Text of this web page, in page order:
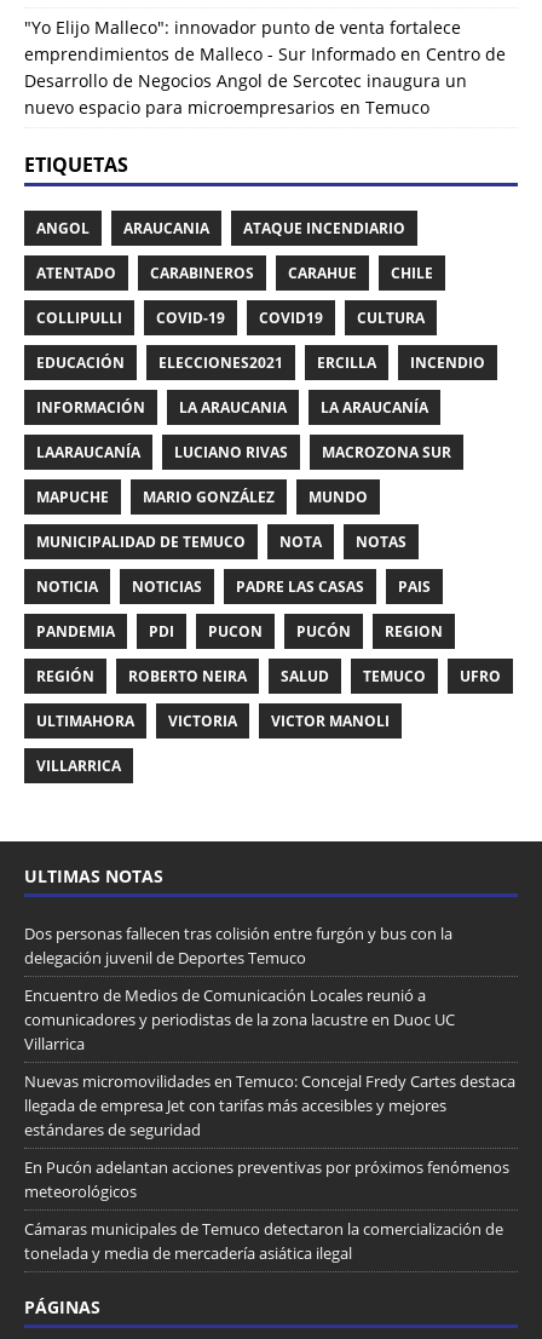
"Yo Elijo Malleco": innovador punto de venta fortalece
emprendimientos de Malleco - Sur Informado en Centro de
Desarrollo de Negocios Angol de Sercotec inaugura un
nuevo espacio para microempresarios en Temuco
ETIQUETAS
ANGOL ARAUCANIA ATAQUE INCENDIARIO
ATENTADO CARABINEROS CARAHUE CHILE
COLLIPULLI COVID-19 COVID19 CULTURA
EDUCACIÓN ELECCIONES2021 ERCILLA INCENDIO
INFORMACIÓN LA ARAUCANIA LA ARAUCANÍA
LAARAUCANÍA LUCIANO RIVAS MACROZONA SUR
MAPUCHE MARIO GONZÁLEZ MUNDO
MUNICIPALIDAD DE TEMUCO NOTA NOTAS
NOTICIA NOTICIAS PADRE LAS CASAS PAIS
PANDEMIA PDI PUCON PUCÓN REGION
REGIÓN ROBERTO NEIRA SALUD TEMUCO UFRO
ULTIMAHORA VICTORIA VICTOR MANOLI
VILLARRICA
ULTIMAS NOTAS
Dos personas fallecen tras colisión entre furgón y bus con la
delegación juvenil de Deportes Temuco
Encuentro de Medios de Comunicación Locales reunió a
comunicadores y periodistas de la zona lacustre en Duoc UC
Villarrica
Nuevas micromovilidades en Temuco: Concejal Fredy Cartes destaca
llegada de empresa Jet con tarifas más accesibles y mejores
estándares de seguridad
En Pucón adelantan acciones preventivas por próximos fenómenos
meteorológicos
Cámaras municipales de Temuco detectaron la comercialización de
tonelada y media de mercadería asiática ilegal
PÁGINAS